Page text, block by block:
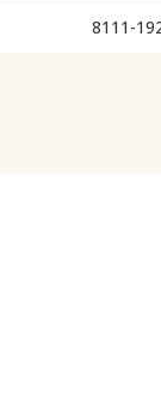
8111-